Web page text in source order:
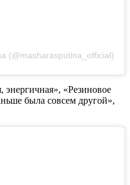
(@masharasputina_official)
энергичная», «Резиновое
была совсем другой»,